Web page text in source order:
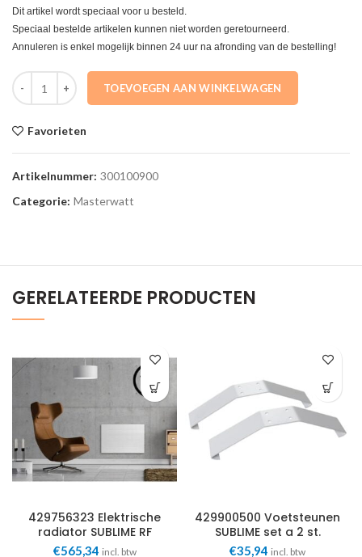
Dit artikel wordt speciaal voor u besteld.
Speciaal bestelde artikelen kunnen niet worden geretourneerd.
Annuleren is enkel mogelijk binnen 24 uur na afronding van de bestelling!
300100900 Elektr. handdoekradiator CALOR WHITE 900W
TOEVOEGEN AAN WINKELWAGEN
Favorieten
Artikelnummer: 300100900
Categorie: Masterwatt
GERELATEERDE PRODUCTEN
429756323 Elektrische
radiator SUBLIME RF
500x750mm 1,2kW
€565,34 incl. btw
429900500 Voetsteunen
SUBLIME set a 2 st.
Masterwatt
€35,94 incl. btw